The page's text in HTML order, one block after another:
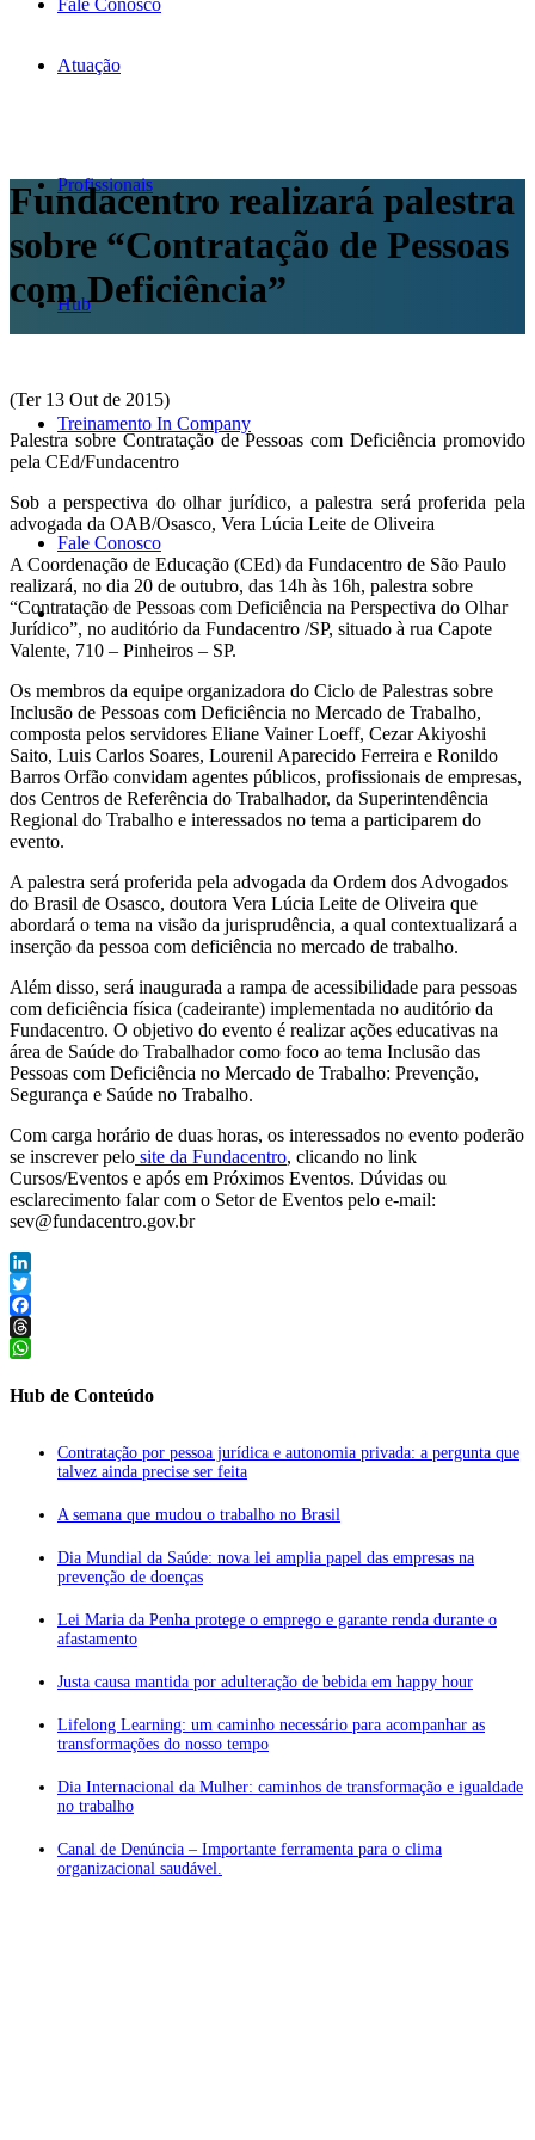
Atuação
Profissionais
Hub
Treinamento In Company
Fale Conosco
Fale Conosco
Fundacentro realizará palestra
sobre “Contratação de Pessoas
com Deficiência”
(Ter 13 Out de 2015)
Palestra sobre Contratação de Pessoas com Deficiência promovido
pela CEd/Fundacentro
Sob a perspectiva do olhar jurídico, a palestra será proferida pela
advogada da OAB/Osasco, Vera Lúcia Leite de Oliveira
A Coordenação de Educação (CEd) da Fundacentro de São Paulo
realizará, no dia 20 de outubro, das 14h às 16h, palestra sobre
“Contratação de Pessoas com Deficiência na Perspectiva do Olhar
Jurídico”, no auditório da Fundacentro /SP, situado à rua Capote
Valente, 710 – Pinheiros – SP.
Os membros da equipe organizadora do Ciclo de Palestras sobre
Inclusão de Pessoas com Deficiência no Mercado de Trabalho,
composta pelos servidores Eliane Vainer Loeff, Cezar Akiyoshi
Saito, Luis Carlos Soares, Lourenil Aparecido Ferreira e Ronildo
Barros Orfão convidam agentes públicos, profissionais de empresas,
dos Centros de Referência do Trabalhador, da Superintendência
Regional do Trabalho e interessados no tema a participarem do
evento.
A palestra será proferida pela advogada da Ordem dos Advogados
do Brasil de Osasco, doutora Vera Lúcia Leite de Oliveira que
abordará o tema na visão da jurisprudência, a qual contextualizará a
inserção da pessoa com deficiência no mercado de trabalho.
Além disso, será inaugurada a rampa de acessibilidade para pessoas
com deficiência física (cadeirante) implementada no auditório da
Fundacentro. O objetivo do evento é realizar ações educativas na
área de Saúde do Trabalhador como foco ao tema Inclusão das
Pessoas com Deficiência no Mercado de Trabalho: Prevenção,
Segurança e Saúde no Trabalho.
Com carga horário de duas horas, os interessados no evento poderão
se inscrever pelo site da Fundacentro, clicando no link
Cursos/Eventos e após em Próximos Eventos. Dúvidas ou
esclarecimento falar com o Setor de Eventos pelo e-mail:
sev@fundacentro.gov.br
LinkedIn
Twitter
Facebook
Threads
Hub de Conteúdo
Contratação por pessoa jurídica e autonomia privada: a pergunta que
talvez ainda precise ser feita
A semana que mudou o trabalho no Brasil
Dia Mundial da Saúde: nova lei amplia papel das empresas na
prevenção de doenças
Lei Maria da Penha protege o emprego e garante renda durante o
afastamento
Justa causa mantida por adulteração de bebida em happy hour
Lifelong Learning: um caminho necessário para acompanhar as
transformações do nosso tempo
Dia Internacional da Mulher: caminhos de transformação e igualdade
no trabalho
Canal de Denúncia – Importante ferramenta para o clima
organizacional saudável.